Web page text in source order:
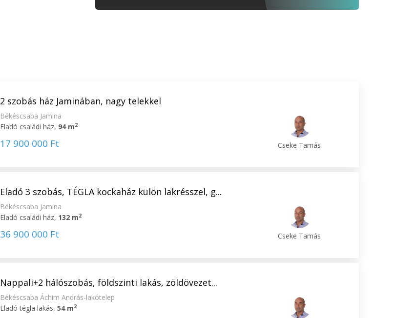
2 szobás ház Jaminában, nagy telekkel
Békéscsaba Jamina
Eladó családi ház, 94 m2
17 900 000 Ft Cseke Tamás
Eladó 3 szobás, TÉGLA kockaház külön lakrésszel, g...
Békéscsaba Jamina
Eladó családi ház, 132 m2
36 900 000 Ft Cseke Tamás
Nappali+2 hálószobás, földszinti lakás, zöldövezet...
Békéscsaba Áchim András-lakótelep
Eladó tégla lakás, 54 m2